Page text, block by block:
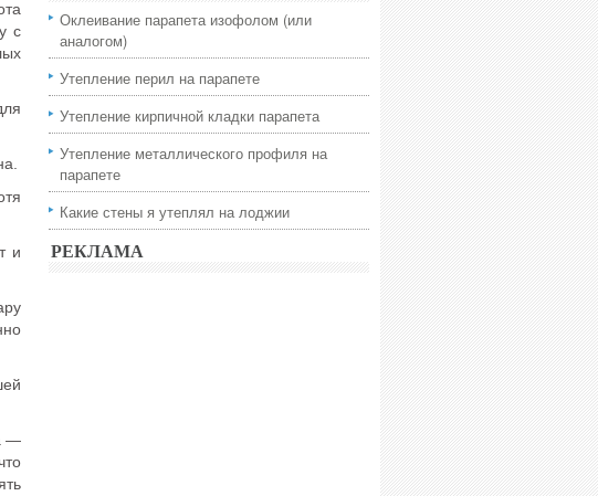
с
и
—
Оклеивание парапета изофолом (или
аналогом)
Утепление перил на парапете
Утепление кирпичной кладки парапета
Утепление металлического профиля на
парапете
Какие стены я утеплял на лоджии
РЕКЛАМА